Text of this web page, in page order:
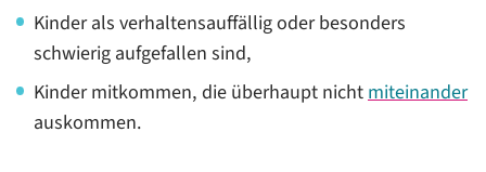
Kinder als verhaltensauffällig oder besonders
schwierig aufgefallen sind,
Kinder mitkommen, die überhaupt nichtmiteinander
auskommen.